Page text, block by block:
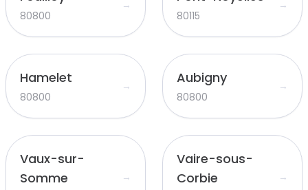
80800
→
80115
→
Hamelet
80800
→ Aubigny
80800
→
Vaux-sur-
Somme
→
Vaire-sous-
Corbie
→